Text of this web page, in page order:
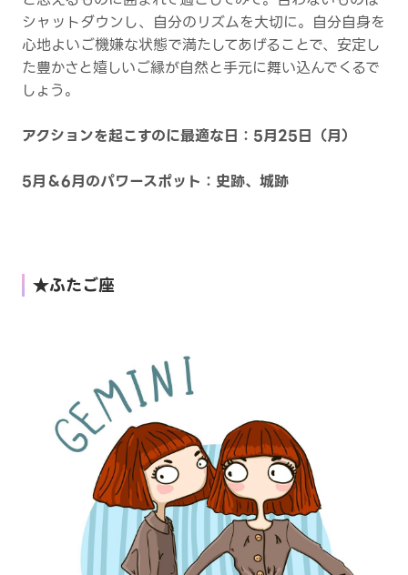
シャットダウンし、自分のリズムを大切に。自分自身を
心地よいご機嫌な状態で満たしてあげることで、安定し
た豊かさと嬉しいご縁が自然と手元に舞い込んでくるで
しょう。
アクションを起こすのに最適な日：5月25日（月）
5月＆6月のパワースポット：史跡、城跡
★ふたご座